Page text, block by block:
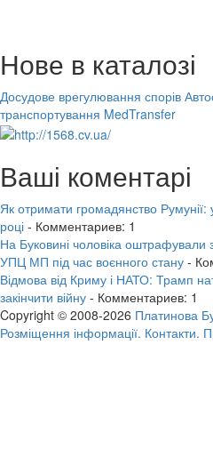
Нове в каталозі
Досудове врегулювання спорів
транспортування MedTransfer
Ваші коментарі
Як отримати громадянство
році - Комментариев: 1
На Буковині чоловіка оштрафували
УПЦ МП під час воєнного стану -
Відмова від Криму і НАТО: Трамп
закінчити війну - Комментариев: 1
Copyright © 2008-2026 Платинова
Розміщення інформації. Контакти.